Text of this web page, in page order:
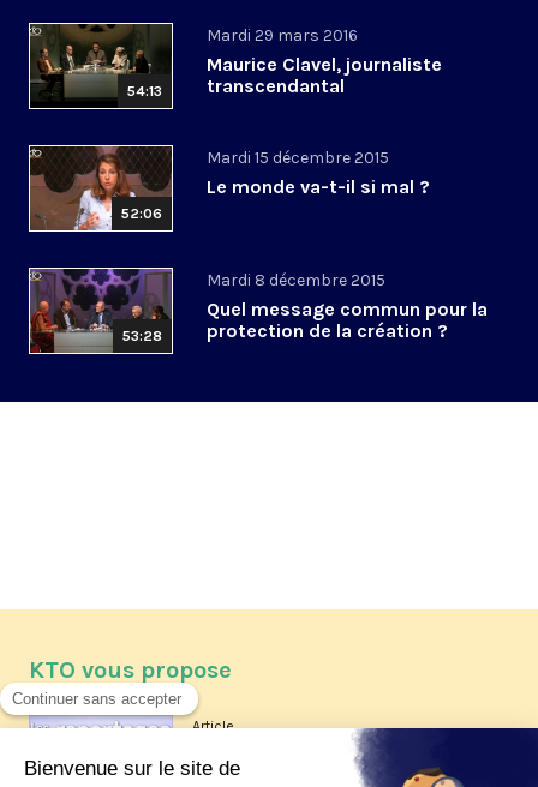
54:13
Mardi 29 mars 2016
Maurice Clavel, journaliste
transcendantal
52:06
Mardi 15 décembre 2015
Le monde va-t-il si mal ?
53:28
Mardi 8 décembre 2015
Quel message commun pour la
protection de la création ?
KTO vous propose
Article
Les reportages d'été 2026 de KTO